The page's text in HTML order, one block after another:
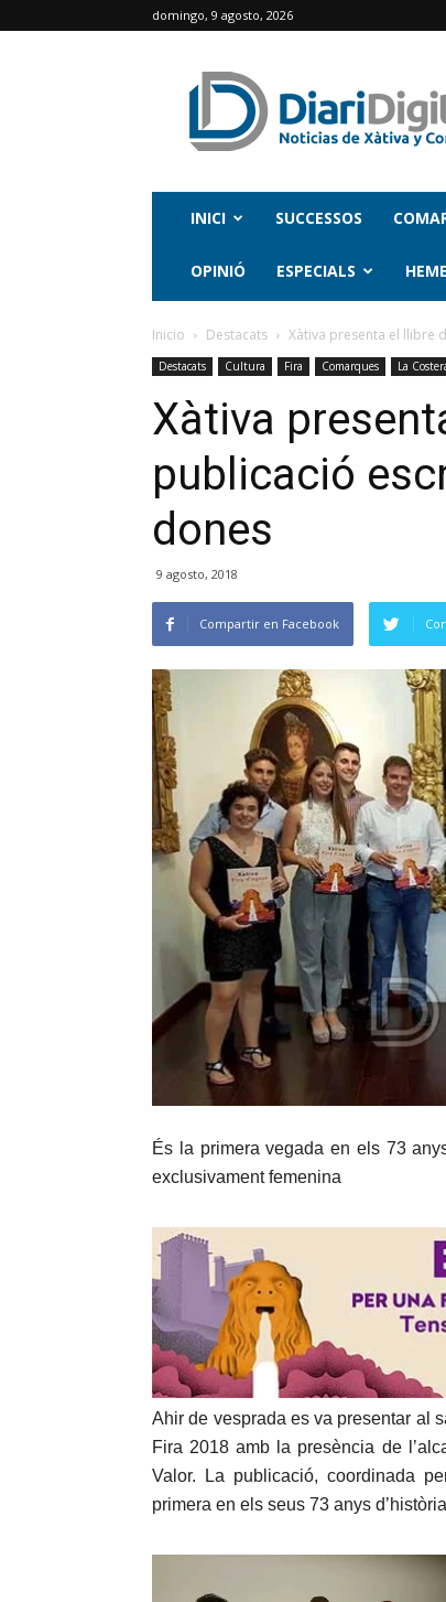
domingo, 9 agosto, 2026
INICI SUCCESSOS
OPINIÓ ESPECIALS
Inicio Destacats Xàtiva presenta el llibre
Destacats Cultura Fira Comarques La
Xàtiva
publicació
dones
9 agosto, 2018
Compartir en Facebook
És la primera vegada en els 73
exclusivament femenina
Ahir de vesprada es va presentar al
Fira 2018 amb la presència de
Valor. La publicació, coordinada
primera en els seus 73 anys